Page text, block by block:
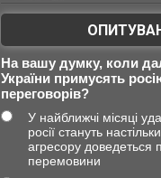
На вашу думку, коли
України примусять
переговорів?
У найближчі місяці
росії стануть
агресору доведеться
перемовини